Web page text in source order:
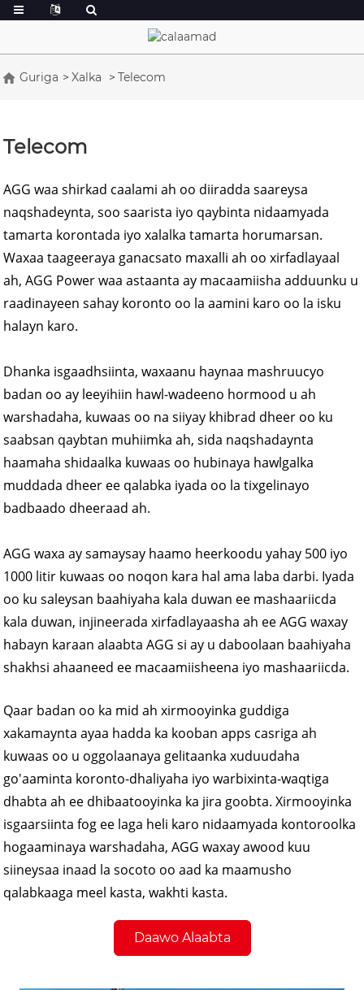
Guriga Xalka Telecom
Telecom
AGG waa shirkad caalami ah oo diiradda saareysa
naqshadeynta, soo saarista iyo qaybinta nidaamyada
tamarta korontada iyo xalalka tamarta horumarsan.
Waxaa taageeraya ganacsato maxalli ah oo xirfadlayaal
ah, AGG Power waa astaanta ay macaamiisha adduunku u
raadinayeen sahay koronto oo la aamini karo oo la isku
halayn karo.
Dhanka isgaadhsiinta, waxaanu haynaa mashruucyo
badan oo ay leeyihiin hawl-wadeeno hormood u ah
warshadaha, kuwaas oo na siiyay khibrad dheer oo ku
saabsan qaybtan muhiimka ah, sida naqshadaynta
haamaha shidaalka kuwaas oo hubinaya hawlgalka
muddada dheer ee qalabka iyada oo la tixgelinayo
badbaado dheeraad ah.
AGG waxa ay samaysay haamo heerkoodu yahay 500 iyo
1000 litir kuwaas oo noqon kara hal ama laba darbi. Iyada
oo ku saleysan baahiyaha kala duwan ee mashaariicda
kala duwan, injineerada xirfadlayaasha ah ee AGG waxay
habayn karaan alaabta AGG si ay u daboolaan baahiyaha
shakhsi ahaaneed ee macaamiisheena iyo mashaariicda.
Qaar badan oo ka mid ah xirmooyinka guddiga
xakamaynta ayaa hadda ka kooban apps casriga ah
kuwaas oo u oggolaanaya gelitaanka xuduudaha
go'aaminta koronto-dhaliyaha iyo warbixinta-waqtiga
dhabta ah ee dhibaatooyinka ka jira goobta. Xirmooyinka
isgaarsiinta fog ee laga heli karo nidaamyada kontoroolka
hogaaminaya warshadaha, AGG waxay awood kuu
siineysaa inaad la socoto oo aad ka maamusho
qalabkaaga meel kasta, wakhti kasta.
Daawo Alaabta